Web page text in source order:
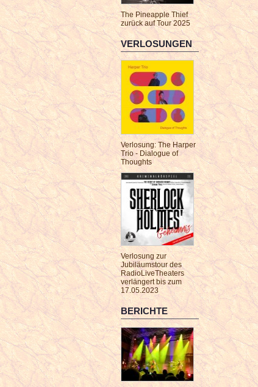
The Pineapple Thief
zurück auf Tour 2025
VERLOSUNGEN
Verlosung: The Harper
Trio - Dialogue of
Thoughts
Verlosung zur
Jubiläumstour des
RadioLiveTheaters
verlängert bis zum
17.05.2023
BERICHTE